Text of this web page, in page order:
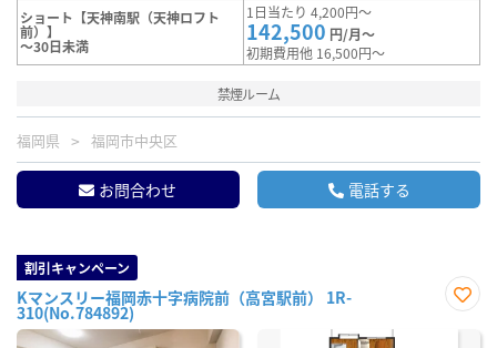
ショート【天神南駅（天神ロフト
前）】
～30日未満
1日当たり 4,200円～
142,500 円/月～
初期費用他 16,500円～
禁煙ルーム
福岡県 福岡市中央区
お問合わせ 電話する
割引キャンペーン
Kマンスリー福岡赤十字病院前（高宮駅前） 1R-
310(No.784892)
に入